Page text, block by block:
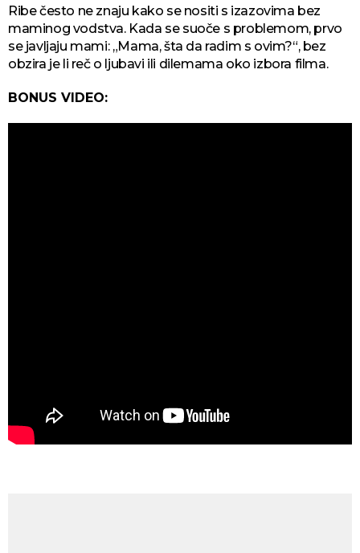
Ribe često ne znaju kako se nositi s izazovima bez
maminog vodstva. Kada se suoče s problemom, prvo
se javljaju mami: „Mama, šta da radim s ovim?“, bez
obzira je li reč o ljubavi ili dilemama oko izbora filma.
BONUS VIDEO: